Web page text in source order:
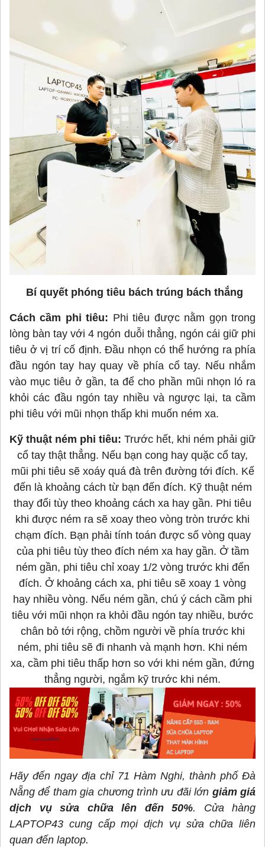
Bí quyết phóng tiêu bách trúng bách thắng
Cách cầm phi tiêu: Phi tiêu được nằm gọn trong
lòng bàn tay với 4 ngón duỗi thẳng, ngón cái giữ phi
tiêu ở vị trí cố định. Đầu nhọn có thể hướng ra phía
đầu ngón tay hay quay về phía cổ tay. Nếu nhắm
vào mục tiêu ở gần, ta để cho phần mũi nhọn ló ra
khỏi các đầu ngón tay nhiều và ngược lại, ta cầm
phi tiêu với mũi nhọn thấp khi muốn ném xa.
Kỹ thuật ném phi tiêu: Trước hết, khi ném phải giữ
cổ tay thật thẳng. Nếu bạn cong hay quặc cổ tay,
mũi phi tiêu sẽ xoáy quá đà trên đường tới đích. Kế
đến là khoảng cách từ bạn đến đích. Kỹ thuật ném
thay đổi tùy theo khoảng cách xa hay gần. Phi tiêu
khi được ném ra sẽ xoay theo vòng tròn trước khi
chạm đích. Bạn phải tính toán được số vòng quay
của phi tiêu tùy theo đích ném xa hay gần. Ở tầm
ném gần, phi tiêu chỉ xoay 1/2 vòng trước khi đến
đích. Ở khoảng cách xa, phi tiêu sẽ xoay 1 vòng
hay nhiều vòng. Nếu ném gần, chú ý cách cầm phi
tiêu với mũi nhọn ra khỏi đầu ngón tay nhiều, bước
chân bỏ tới rộng, chồm người về phía trước khi
ném, phi tiêu sẽ đi nhanh và mạnh hơn. Khi ném
xa, cầm phi tiêu thấp hơn so với khi ném gần, đứng
thẳng người, ngắm kỹ trước khi ném.
Hãy đến ngay địa chỉ 71 Hàm Nghi, thành phố Đà
Nẵng để tham gia chương trình ưu đãi lớn giảm giá
dịch vụ sửa chữa lên đến 50%. Cửa hàng
LAPTOP43 cung cấp mọi dịch vụ sửa chữa liên
quan đến laptop.